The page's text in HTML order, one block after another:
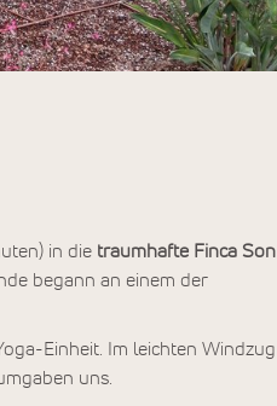
in die traumhafte Finca Son
begann an einem der
Einheit. Im leichten Windzug
uns.